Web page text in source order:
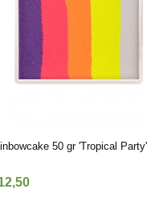
50 gr 'Tropical Party'
,50